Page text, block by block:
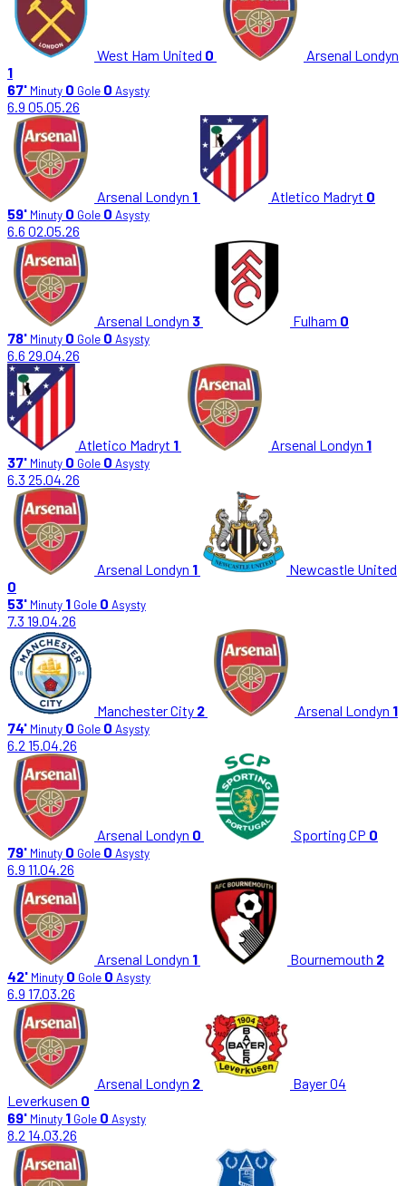
West Ham United 0
Arsenal Londyn
1
67' Minuty 0 Gole 0 Asysty
6.9 05.05.26
Arsenal Londyn 1 Atletico Madryt 0
59' Minuty 0 Gole 0 Asysty
6.6 02.05.26
Arsenal Londyn 3 Fulham 0
78' Minuty 0 Gole 0 Asysty
6.6 29.04.26
Atletico Madryt 1 Arsenal Londyn 1
37' Minuty 0 Gole 0 Asysty
6.3 25.04.26
Arsenal Londyn 1
Newcastle United
0
53' Minuty 1 Gole 0 Asysty
7.3 19.04.26
Manchester City 2 Arsenal Londyn 1
74' Minuty 0 Gole 0 Asysty
6.2 15.04.26
Arsenal Londyn 0 Sporting CP 0
79' Minuty 0 Gole 0 Asysty
6.9 11.04.26
Arsenal Londyn 1 Bournemouth 2
42' Minuty 0 Gole 0 Asysty
6.9 17.03.26
Arsenal Londyn 2
Bayer 04
Leverkusen 0
69' Minuty 1 Gole 0 Asysty
8.2 14.03.26